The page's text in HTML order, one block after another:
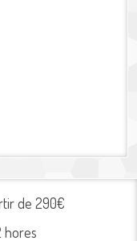
de 290€
hores